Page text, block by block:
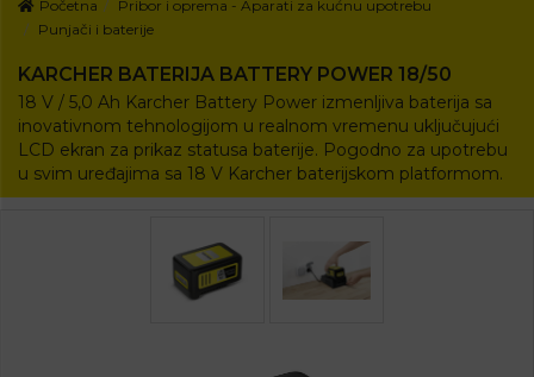
Početna
Pribor i oprema - Aparati za kućnu upotrebu
Punjači i baterije
KARCHER BATERIJA BATTERY POWER 18/50
18 V / 5,0 Ah Karcher Battery Power izmenljiva baterija sa
inovativnom tehnologijom u realnom vremenu uključujući
LCD ekran za prikaz statusa baterije. Pogodno za upotrebu
u svim uređajima sa 18 V Karcher baterijskom platformom.